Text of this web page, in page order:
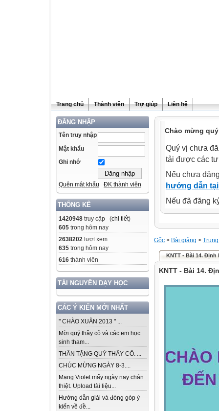
Trang chủ Thành viên Trợ giúp Liên hệ
ĐĂNG NHẬP
Tên truy nhập
Mật khẩu
Ghi nhớ
Quên mật khẩu ĐK thành viên
THỐNG KÊ
1420948 truy cập (chi tiết)
605 trong hôm nay
2638202 lượt xem
635 trong hôm nay
616 thành viên
TÀI NGUYÊN DẠY HỌC
CÁC Ý KIẾN MỚI NHẤT
" CHÀO XUÂN 2013 " ...
Mời quý thầy cô và các em học
sinh tham...
THÂN TẶNG QUÝ THẦY CÔ. ...
CHÚC MỪNG NGÀY 8-3....
Mạng Violet mấy ngày nay chán
thiệt. Upload tài liệu...
Hướng dẫn giải và đóng góp ý
kiến về đề...
Chào mừng
Quý vị chưa
tải được các
Nếu chưa
hướng dẫn
Nếu đã đăng
Gốc > Bài giảng >
KNTT - Bài 14. Định
KNTT - Bài 14.